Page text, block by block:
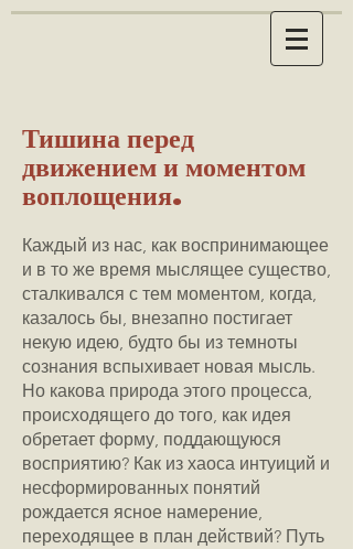
Тишина перед
движением и моментом
воплощения.
Каждый из нас, как воспринимающее
и в то же время мыслящее существо,
сталкивался с тем моментом, когда,
казалось бы, внезапно постигает
некую идею, будто бы из темноты
сознания вспыхивает новая мысль.
Но какова природа этого процесса,
происходящего до того, как идея
обретает форму, поддающуюся
восприятию? Как из хаоса интуиций и
несформированных понятий
рождается ясное намерение,
переходящее в план действий? Путь